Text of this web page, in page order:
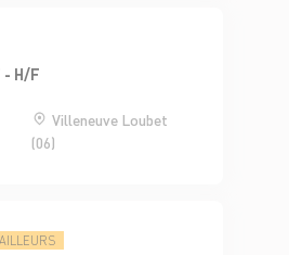
- H/F
Villeneuve Loubet
(06)